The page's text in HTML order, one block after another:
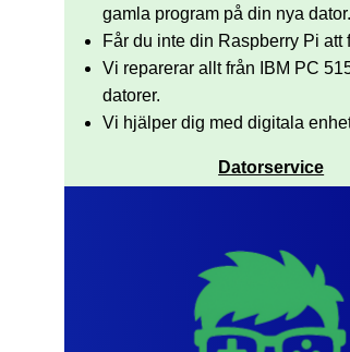
gamla program på din nya dator.
Får du inte din Raspberry Pi att
Vi reparerar allt från IBM PC
datorer.
Vi hjälper dig med digitala
Datorservice